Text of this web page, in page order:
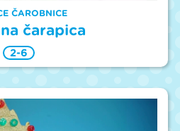
ČAROBNICE
čarapica
2-6